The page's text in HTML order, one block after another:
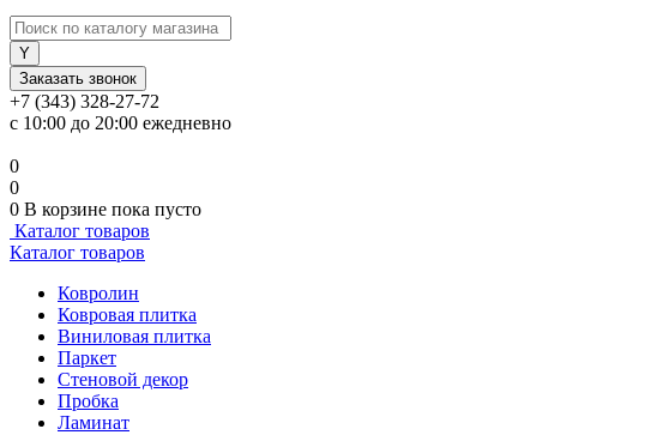
Заказать звонок
+7 (343) 328-27-72
с 10:00 до 20:00 ежедневно
0
0
0 В корзине пока пусто
Каталог товаров
Каталог товаров
Ковролин
Ковровая плитка
Виниловая плитка
Паркет
Стеновой декор
Пробка
Ламинат